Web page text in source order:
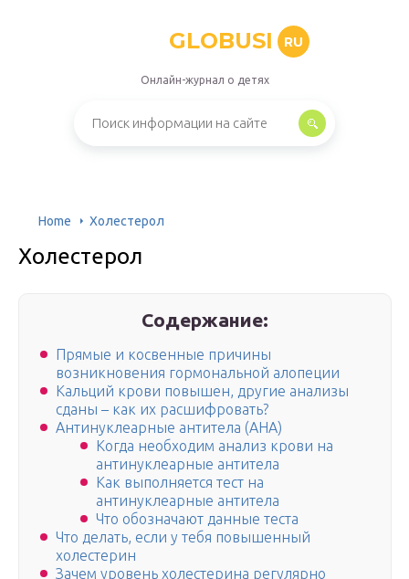
GLOBUSI RU
Онлайн-журнал о детях
Home Холестерол
Холестерол
Содержание:
Прямые и косвенные причины
возникновения гормональной алопеции
Кальций крови повышен, другие анализы
сданы – как их расшифровать?
Антинуклеарные антитела (АНА)
Когда необходим анализ крови на
антинуклеарные антитела
Как выполняется тест на
антинуклеарные антитела
Что обозначают данные теста
Что делать, если у тебя повышенный
холестерин
Зачем уровень холестерина регулярно